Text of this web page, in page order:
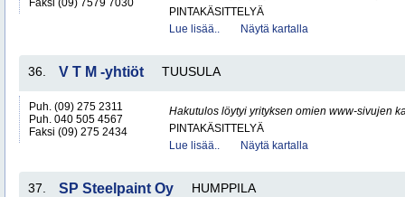
Faksi (09) 7579 7030
PINTAKÄSITTELYÄ
Lue lisää..
Näytä kartalla
36. V T M -yhtiöt TUUSULA
Puh. (09) 275 2311
Puh. 040 505 4567
Faksi (09) 275 2434
Hakutulos löytyi yrityksen omien www-sivujen
PINTAKÄSITTELYÄ
Lue lisää..
Näytä kartalla
37. SP Steelpaint Oy HUMPPILA